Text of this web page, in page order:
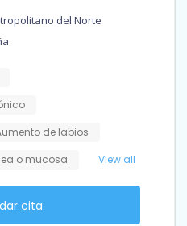
del Norte
de labios
o mucosa
View all
cita